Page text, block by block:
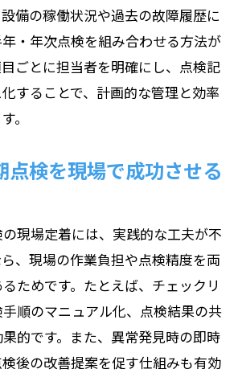
備の稼働状況や過去の故障履歴に
・年次点検を組み合わせる方法が
ごとに担当者を明確にし、点検記
することで、計画的な管理と効率
。
点検を現場で成功させる
現場定着には、実践的な工夫が不
、現場の作業負担や点検精度を両
ためです。たとえば、チェックリ
順のマニュアル化、点検結果の共
的です。また、異常発見時の即時
後の改善提案を促す仕組みも有効